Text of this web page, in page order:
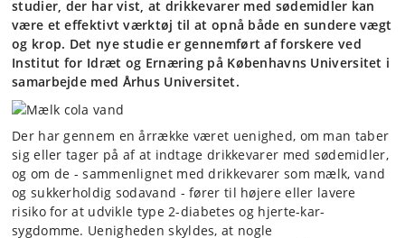
studier, der har vist, at drikkevarer med sødemidler kan
være et effektivt værktøj til at opnå både en sundere vægt
og krop. Det nye studie er gennemført af forskere ved
Institut for Idræt og Ernæring på Københavns Universitet i
samarbejde med Århus Universitet.
Der har gennem en årrække været uenighed, om man taber
sig eller tager på af at indtage drikkevarer med sødemidler,
og om de - sammenlignet med drikkevarer som mælk, vand
og sukkerholdig sodavand - fører til højere eller lavere
risiko for at udvikle type 2-diabetes og hjerte-kar-
sygdomme. Uenigheden skyldes, at nogle